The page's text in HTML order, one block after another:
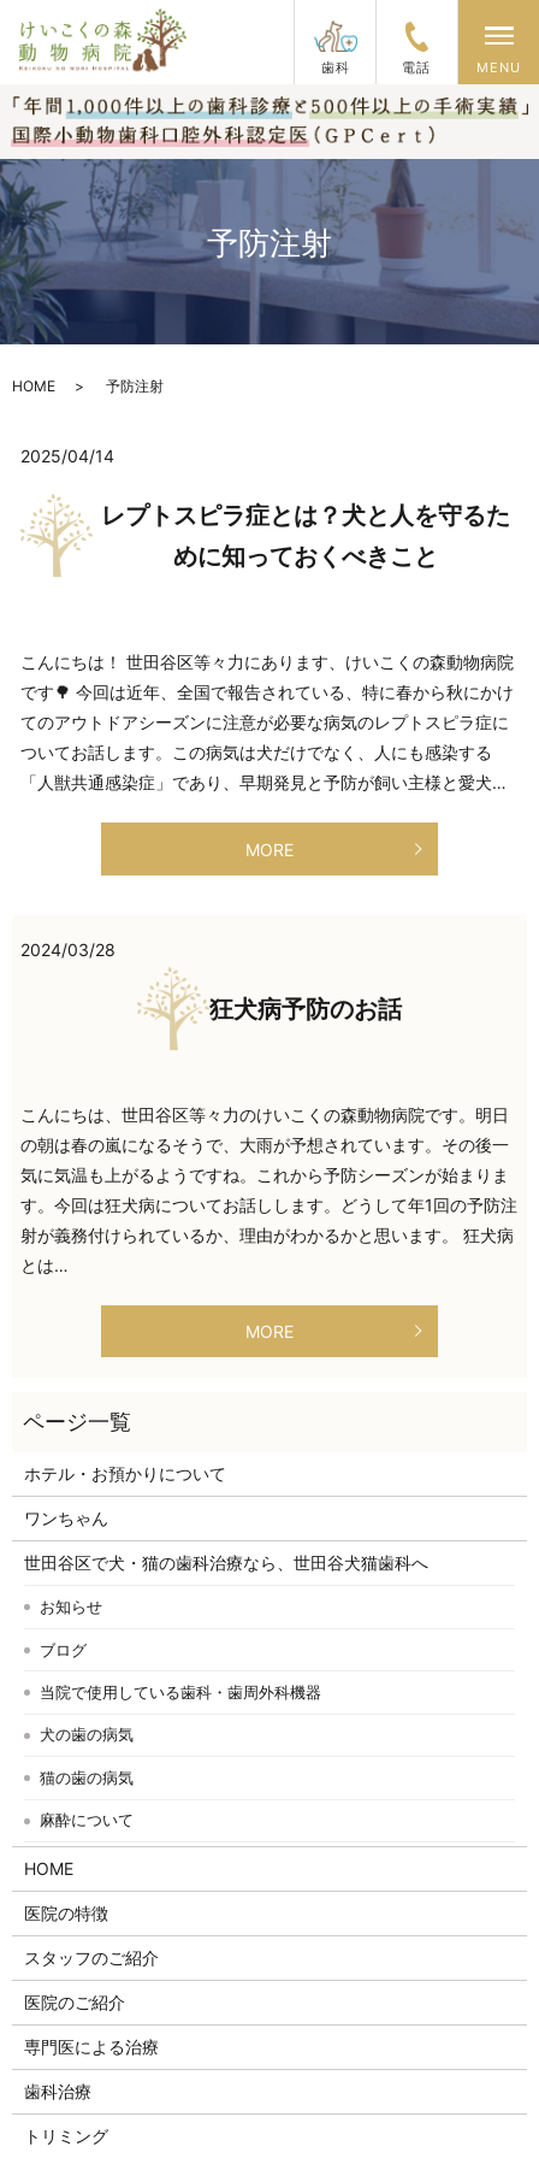
歯科 電話
メ
MENU
予防注射
HOME 予防注射
2025/04/14
レプトスピラ症とは？犬と人を守るた
めに知っておくべきこと
こんにちは！ 世田谷区等々力にあります、けいこくの森動物病院
です🌳 今回は近年、全国で報告されている、特に春から秋にかけ
てのアウトドアシーズンに注意が必要な病気のレプトスピラ症に
ついてお話します。 ​この病気は犬だけでなく、人にも感染する
「人獣共通感染症」であり、早期発見と予防が飼い主様と愛犬…
MORE
2024/03/28
狂犬病予防のお話
こんにちは、世田谷区等々力のけいこくの森動物病院です。明日
の朝は春の嵐になるそうで、大雨が予想されています。その後一
気に気温も上がるようですね。これから予防シーズンが始まりま
す。今回は狂犬病についてお話しします。どうして年1回の予防注
射が義務付けられているか、理由がわかるかと思います。 狂犬病
とは…
MORE
ホテル・お預かりについて
ワンちゃん
世田谷区で犬・猫の歯科治療なら、世田谷犬猫歯科へ
お知らせ
ブログ
当院で使用している歯科・歯周外科機器
犬の歯の病気
猫の歯の病気
麻酔について
HOME
医院の特徴
スタッフのご紹介
医院のご紹介
専門医による治療
歯科治療
トリミング